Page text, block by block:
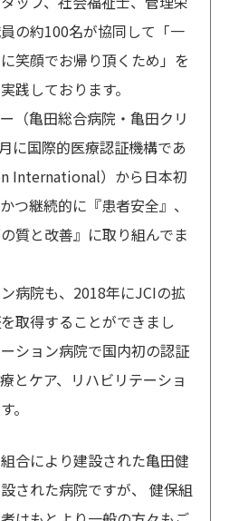
の約100名が協同して「一
笑顔でお帰り頂くため」を
践しております。
（亀田総合病院・亀田クリ
に国際的医療認証機構であ
International）から日本初
つ継続的に『患者安全』、
質と改善』に取り組んでま
病院も、2018年にJCIの拡
取得することができまし
ション病院で国内初の認証
とケア、リハビリテーショ
。
合により建設された亀田健
された病院ですが、 健保組